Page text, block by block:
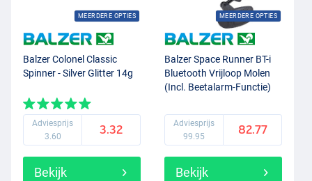
MEERDERE OPTIES
Balzer Colonel Classic
Spinner - Silver Glitter 14g
Adviesprijs
3.60
3.32
Bekijk
MEERDERE OPTIES
Balzer Space Runner BT-i
Bluetooth Vrijloop Molen
(Incl. Beetalarm-Functie)
Adviesprijs
99.95
82.77
Bekijk